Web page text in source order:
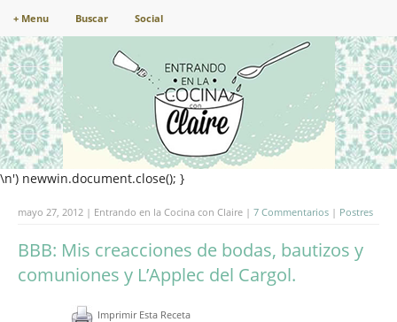
+ Menu Buscar Social
\n') newwin.document.close(); }
mayo 27, 2012 | Entrando en la Cocina con Claire | 7 Commentarios | Postres
BBB: Mis creacciones de bodas, bautizos y
comuniones y L’Applec del Cargol.
Imprimir Esta Receta